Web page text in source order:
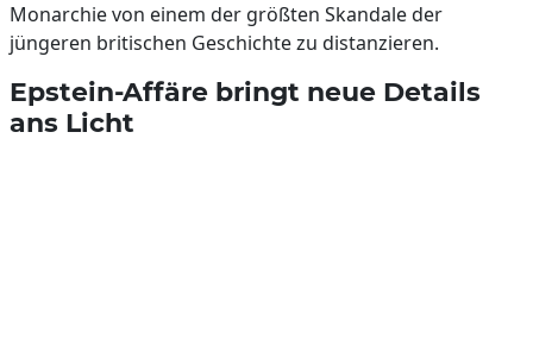
Monarchie von einem der größten Skandale der
jüngeren britischen Geschichte zu distanzieren.
Epstein-Affäre bringt neue Details
ans Licht